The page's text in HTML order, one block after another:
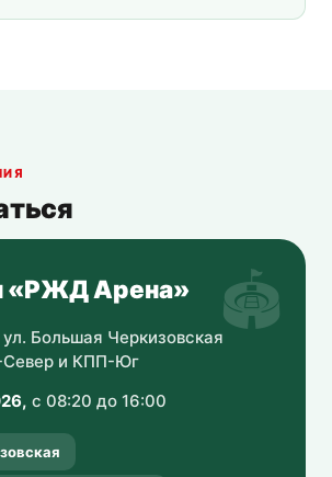
«РЖД Арена»
ул. Большая Черкизовская
и КПП-Юг
с 08:20 до 16:00